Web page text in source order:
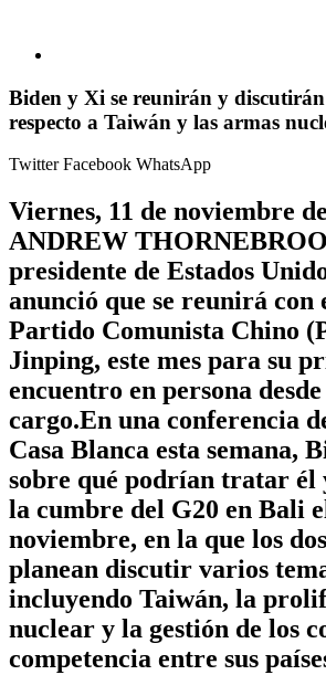
Biden y Xi se reunirán y
respecto a Taiwán y las armas
TwitterFacebook WhatsApp
Viernes, 11 de noviembre
ANDREW
presidente de Estados
anunció que se reunirá con
Partido Comunista Chino
Jinping, este mes para su
encuentro en persona
cargo.En una conferencia
Casa Blanca esta semana,
sobre qué podrían tratar él
la cumbre del G20 en Bali
noviembre, en la que los
planean discutir varios
incluyendo Taiwán, la
nuclear y la gestión de los
competencia entre sus